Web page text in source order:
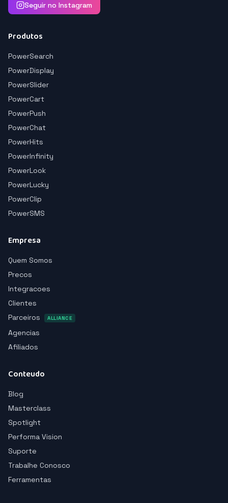
Seguir no Instagram
Produtos
PowerSearch
PowerDisplay
PowerSlider
PowerCart
PowerPush
PowerChat
PowerHits
PowerInfinity
PowerLook
PowerLucky
PowerClip
PowerSMS
Empresa
Quem Somos
Precos
Integracoes
Clientes
Parceiros
ALLIANCE
Agencias
Afiliados
Conteudo
Blog
Masterclass
Spotlight
Performa Vision
Suporte
Trabalhe Conosco
Ferramentas